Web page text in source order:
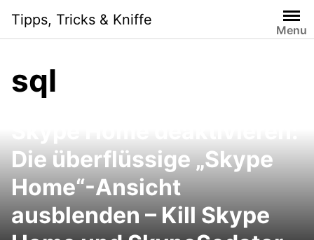
content
Tipps, Tricks & Kniffe
Menu
sql
Die überflüssige „Skype
Home“-Ansicht
ausblenden – Kill Skype